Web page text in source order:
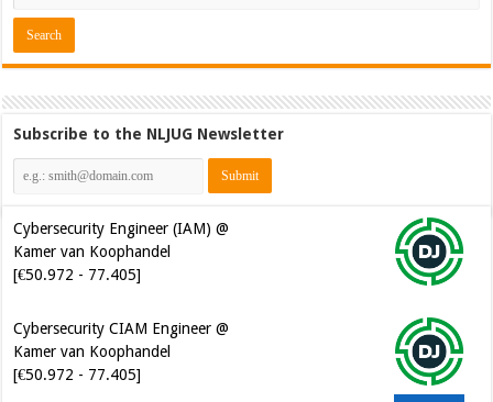
Subscribe to the NLJUG Newsletter
Cybersecurity Engineer (IAM) @
Kamer van Koophandel
[€50.972 - 77.405]
Cybersecurity CIAM Engineer @
Kamer van Koophandel
[€50.972 - 77.405]